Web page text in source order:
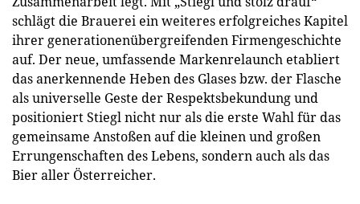
schlägt die Brauerei ein weiteres erfolgreiches Kapitel
ihrer generationenübergreifenden Firmengeschichte
auf. Der neue, umfassende Markenrelaunch etabliert
das anerkennende Heben des Glases bzw. der Flasche
als universelle Geste der Respektsbekundung und
positioniert Stiegl nicht nur als die erste Wahl für das
gemeinsame Anstoßen auf die kleinen und großen
Errungenschaften des Lebens, sondern auch als das
Bier aller Österreicher.